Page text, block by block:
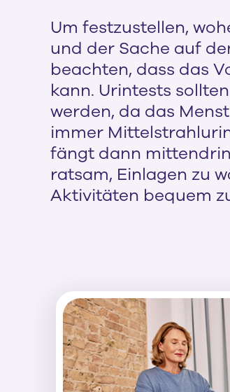
Um festzustellen,
und der Sache auf
beachten, dass das
kann. Urintests
werden, da das
immer
fängt dann
ratsam, Einlagen zu
Aktivitäten bequem